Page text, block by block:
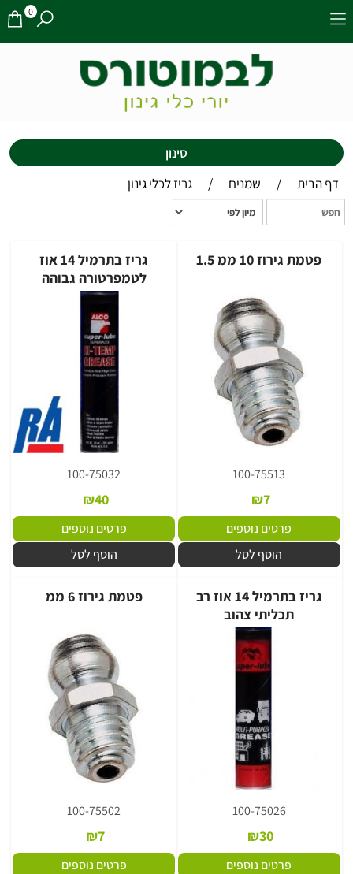
0
סינון
דף הבית
/ שמנים / גריז לכלי גינון
פטמת גירוז 10 ממ 1.5
100-75513
₪7
פרטים נוספים
הוסף לסל
גריז בתרמיל 14 אוז
לטמפרטורה גבוהה
100-75032
₪40
פרטים נוספים
הוסף לסל
גריז בתרמיל 14 אוז רב
תכליתי צהוב
100-75026
₪30
פרטים נוספים
פטמת גירוז 6 ממ
100-75502
₪7
פרטים נוספים